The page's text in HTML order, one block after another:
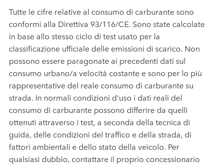
Tutte le cifre relative al consumo di carburante sono
conformi alla Direttiva 93/116/CE. Sono state calcolate
in base allo stesso ciclo di test usato per la
classificazione ufficiale delle emissioni di scarico. Non
possono essere paragonate ai precedenti dati sul
consumo urbano/a velocità costante e sono per lo più
rappresentative del reale consumo di carburante su
strada. In normali condizioni d'uso i dati reali del
consumo di carburante possono differire da quelli
ottenuti attraverso i test, a seconda della tecnica di
guida, delle condizioni del traffico e della strada, di
fattori ambientali e dello stato della veicolo. Per
qualsiasi dubbio, contattare il proprio concessionario